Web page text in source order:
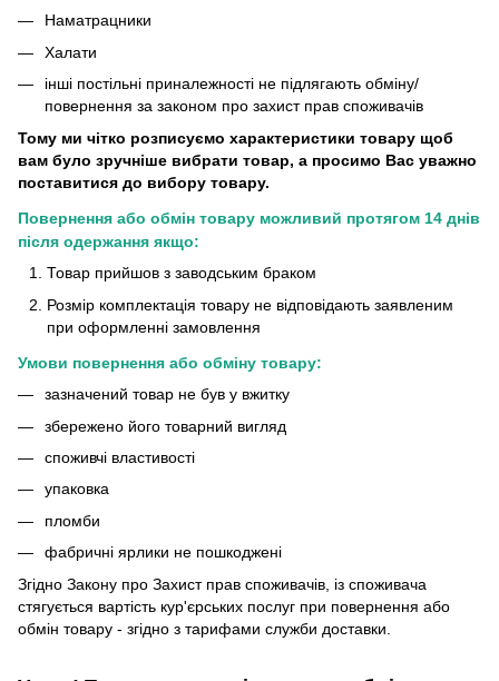
Наматрацники
Халати
інші постільні приналежності не підлягають обміну/
повернення за законом про захист прав споживачів
Тому ми чітко розписуємо характеристики товару щоб
вам було зручніше вибрати товар, а просимо Вас уважно
поставитися до вибору товару.
Повернення або обмін товару можливий протягом 14 днів
після одержання якщо:
Товар прийшов з заводським браком
Розмір комплектація товару не відповідають заявленим
при оформленні замовлення
Умови повернення або обміну товару:
зазначений товар не був у вжитку
збережено його товарний вигляд
споживчі властивості
упаковка
пломби
фабричні ярлики не пошкоджені
Згідно Закону про Захист прав споживачів, із споживача
стягується вартість кур'єрських послуг при повернення або
обмін товару - згідно з тарифами служби доставки.